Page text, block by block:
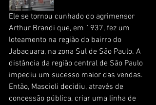
Ele se tornou cunhado do agrimensor
Arthur Brandi que, em 1937, fez um
loteamento na região do bairro do
Jabaquara, na zona Sul de São Paulo. A
distância da região central de São Paulo
impediu um sucesso maior das vendas.
Então, Mascioli decidiu, através de
concessão pública, criar uma linha de